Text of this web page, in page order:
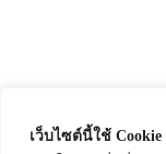
เว็บไซต์นี้ใช้ Cookie